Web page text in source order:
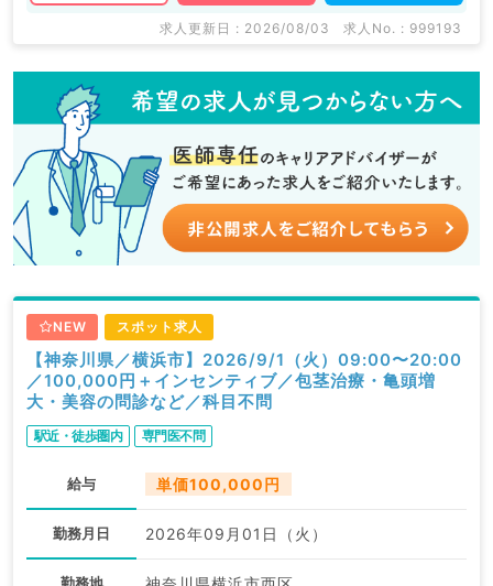
求人更新日 : 2026/08/03 求人No. : 999193
NEW スポット求人
【神奈川県／横浜市】2026/9/1（火）09:00〜20:00
／100,000円＋インセンティブ／包茎治療・亀頭増
大・美容の問診など／科目不問
駅近・徒歩圏内 専門医不問
給与 単価100,000円
勤務月日 2026年09月01日（火）